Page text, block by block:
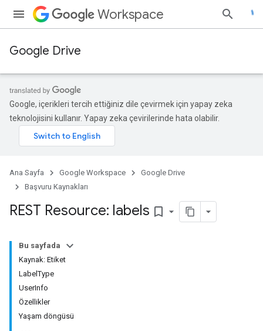
Workspace
Google Drive
Google, içerikleri tercih ettiğiniz dile çevirmek için yapay zeka
teknolojisini kullanır. Yapay zeka çevirilerinde hata olabilir.
Ana Sayfa Google Workspace
Google Drive
Başvuru Kaynakları
REST Resource: labels bookmark_border
Bu sayfada
Kaynak: Etiket
LabelType
UserInfo
Özellikler
Yaşam döngüsü